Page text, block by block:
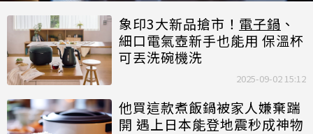
象印3大新品搶市！ 電子鍋 、
細口電氣壺新手也能用 保溫杯
可丟洗碗機洗
2025-09-02 15:12
他買這款煮飯鍋被家人嫌棄踹
開 遇上日本能登地震秒成神物